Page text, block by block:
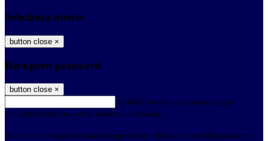
Seleziona utente
button close ×
Recupero password
button close ×
E-mail Verrà inviato un messaggio
all'indirizzo indicato con le istruzioni necessarie.
Non hai una e-mail associata al nome utente? Effettua il reset della password